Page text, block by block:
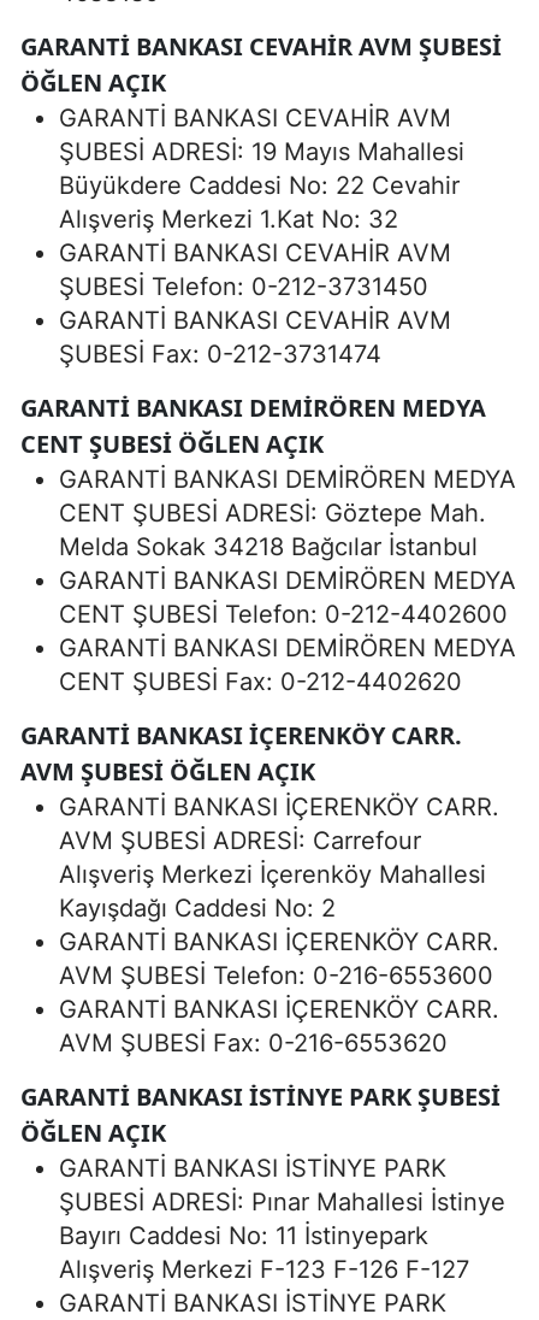
GARANTİ BANKASI CEVAHİR AVM ŞUBESİ
ÖĞLEN AÇIK
GARANTİ BANKASI CEVAHİR AVM
ŞUBESİ ADRESİ: 19 Mayıs Mahallesi
Büyükdere Caddesi No: 22 Cevahir
Alışveriş Merkezi 1.Kat No: 32
GARANTİ BANKASI CEVAHİR AVM
ŞUBESİ Telefon: 0-212-3731450
GARANTİ BANKASI CEVAHİR AVM
ŞUBESİ Fax: 0-212-3731474
GARANTİ BANKASI DEMİRÖREN MEDYA
CENT ŞUBESİ ÖĞLEN AÇIK
GARANTİ BANKASI DEMİRÖREN MEDYA
CENT ŞUBESİ ADRESİ: Göztepe Mah.
Melda Sokak 34218 Bağcılar İstanbul
GARANTİ BANKASI DEMİRÖREN MEDYA
CENT ŞUBESİ Telefon: 0-212-4402600
GARANTİ BANKASI DEMİRÖREN MEDYA
CENT ŞUBESİ Fax: 0-212-4402620
GARANTİ BANKASI İÇERENKÖY CARR.
AVM ŞUBESİ ÖĞLEN AÇIK
GARANTİ BANKASI İÇERENKÖY CARR.
AVM ŞUBESİ ADRESİ: Carrefour
Alışveriş Merkezi İçerenköy Mahallesi
Kayışdağı Caddesi No: 2
GARANTİ BANKASI İÇERENKÖY CARR.
AVM ŞUBESİ Telefon: 0-216-6553600
GARANTİ BANKASI İÇERENKÖY CARR.
AVM ŞUBESİ Fax: 0-216-6553620
GARANTİ BANKASI İSTİNYE PARK ŞUBESİ
ÖĞLEN AÇIK
GARANTİ BANKASI İSTİNYE PARK
ŞUBESİ ADRESİ: Pınar Mahallesi İstinye
Bayırı Caddesi No: 11 İstinyepark
Alışveriş Merkezi F-123 F-126 F-127
GARANTİ BANKASI İSTİNYE PARK